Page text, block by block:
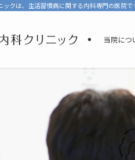
クは、生活習慣病に関する内科専門の医院
当院につ